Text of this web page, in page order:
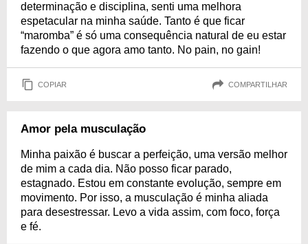
determinação e disciplina, senti uma melhora
espetacular na minha saúde. Tanto é que ficar
“maromba” é só uma consequência natural de eu estar
fazendo o que agora amo tanto. No pain, no gain!
COPIAR COMPARTILHAR
Amor pela musculação
Minha paixão é buscar a perfeição, uma versão melhor
de mim a cada dia. Não posso ficar parado,
estagnado. Estou em constante evolução, sempre em
movimento. Por isso, a musculação é minha aliada
para desestressar. Levo a vida assim, com foco, força
e fé.